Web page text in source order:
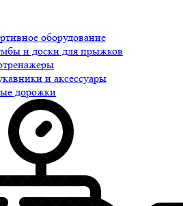
оборудование
и доски для прыжков
и аксессуары
дорожки